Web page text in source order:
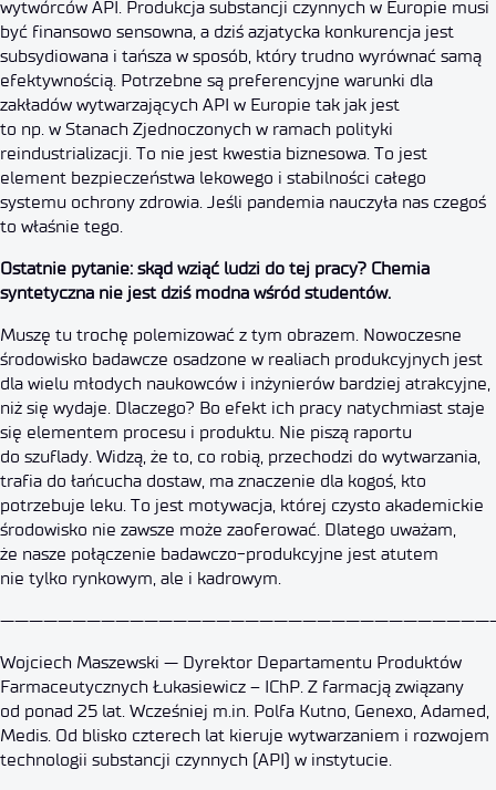
wytwórców API. Produkcja substancji czynnych w Europie musi
być finansowo sensowna, a dziś azjatycka konkurencja jest
subsydiowana i tańsza w sposób, który trudno wyrównać samą
efektywnością. Potrzebne są preferencyjne warunki dla
zakładów wytwarzających API w Europie tak jak jest
to np. w Stanach Zjednoczonych w ramach polityki
reindustrializacji. To nie jest kwestia biznesowa. To jest
element bezpieczeństwa lekowego i stabilności całego
systemu ochrony zdrowia. Jeśli pandemia nauczyła nas czegoś
to właśnie tego.
Ostatnie pytanie: skąd wziąć ludzi do tej pracy? Chemia
syntetyczna nie jest dziś modna wśród studentów.
Muszę tu trochę polemizować z tym obrazem. Nowoczesne
środowisko badawcze osadzone w realiach produkcyjnych jest
dla wielu młodych naukowców i inżynierów bardziej atrakcyjne,
niż się wydaje. Dlaczego? Bo efekt ich pracy natychmiast staje
się elementem procesu i produktu. Nie piszą raportu
do szuflady. Widzą, że to, co robią, przechodzi do wytwarzania,
trafia do łańcucha dostaw, ma znaczenie dla kogoś, kto
potrzebuje leku. To jest motywacja, której czysto akademickie
środowisko nie zawsze może zaoferować. Dlatego uważam,
że nasze połączenie badawczo-produkcyjne jest atutem
nie tylko rynkowym, ale i kadrowym.
Wojciech Maszewski — Dyrektor Departamentu Produktów
Farmaceutycznych Łukasiewicz – IChP. Z farmacją związany
od ponad 25 lat. Wcześniej m.in. Polfa Kutno, Genexo, Adamed,
Medis. Od blisko czterech lat kieruje wytwarzaniem i rozwojem
technologii substancji czynnych (API) w instytucie.